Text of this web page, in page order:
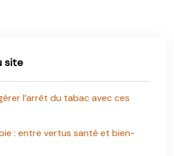
site
l’arrêt du tabac avec ces
: entre vertus santé et bien-